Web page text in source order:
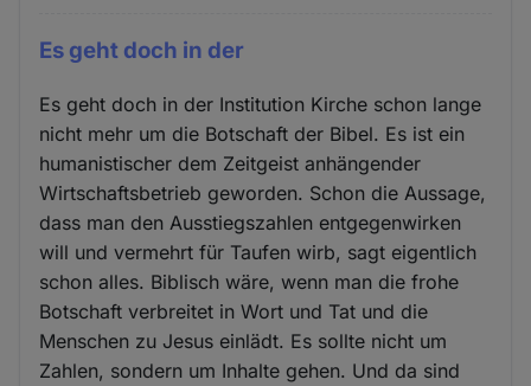
Es geht doch in der
Es geht doch in der Institution Kirche schon lange
nicht mehr um die Botschaft der Bibel. Es ist ein
humanistischer dem Zeitgeist anhängender
Wirtschaftsbetrieb geworden. Schon die Aussage,
dass man den Ausstiegszahlen entgegenwirken
will und vermehrt für Taufen wirb, sagt eigentlich
schon alles. Biblisch wäre, wenn man die frohe
Botschaft verbreitet in Wort und Tat und die
Menschen zu Jesus einlädt. Es sollte nicht um
Zahlen, sondern um Inhalte gehen. Und da sind